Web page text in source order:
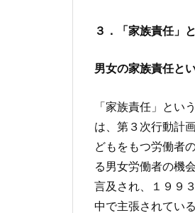
３．「家族責任」
男女の家族責任と
「家族責任」とい
は、第３次行動計
どもをもつ労働者
る男女労働者の機
言及され、１９９
中で主張されてい